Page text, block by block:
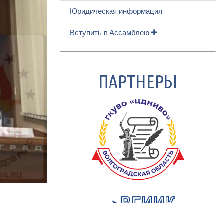
Юридическая информация
Вступить в Ассамблею
ПАРТНЕРЫ